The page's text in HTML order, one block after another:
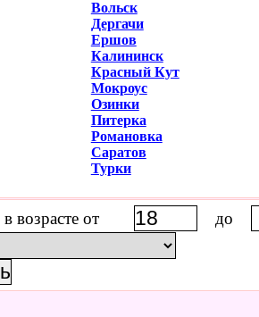
Вольск
Дергачи
Ершов
Калининск
Красный Кут
Мокроус
Озинки
Питерка
Романовка
Саратов
Турки
в возрасте от до